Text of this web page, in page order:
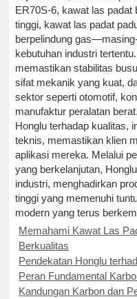
ER70S-6, kawat las padat
tinggi, kawat las padat
berpelindung
kebutuhan industri
memastikan stabilitas
sifat mekanik yang kuat,
sektor seperti otomotif,
manufaktur peralatan
Honglu terhadap kualitas,
teknis, memastikan klien
aplikasi mereka. Melalui
yang berkelanjutan,
industri, menghadirkan
tinggi yang memenuhi
modern yang terus
Memahami Kawat Las
Berkualitas
Pendekatan Honglu
Peran Fundamental
Kandungan Karbon dan